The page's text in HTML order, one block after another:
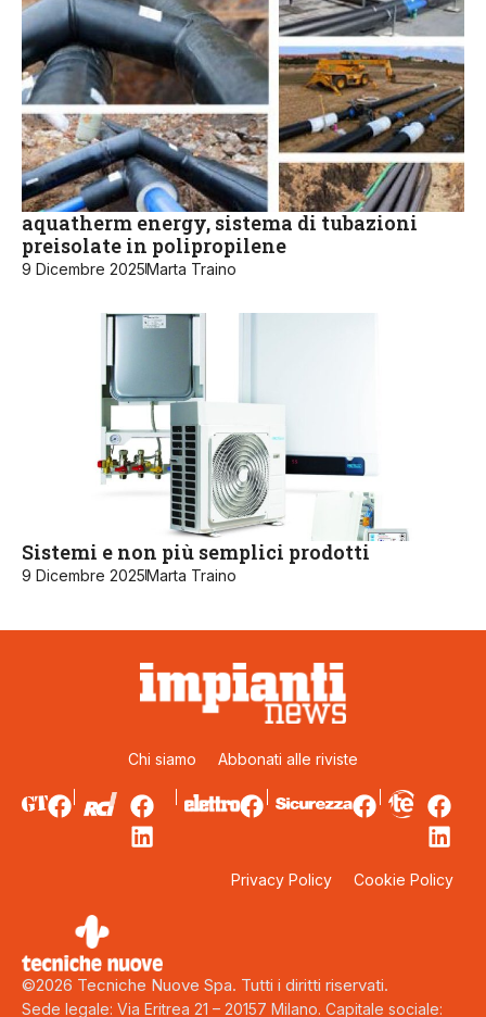
aquatherm energy, sistema di tubazioni
preisolate in polipropilene
9 Dicembre 2025Marta Traino
Sistemi e non più semplici prodotti
9 Dicembre 2025Marta Traino
Chi siamo Abbonati alle riviste
Privacy Policy Cookie Policy
©2026 Tecniche Nuove Spa. Tutti i diritti riservati.
Sede legale: Via Eritrea 21 – 20157 Milano. Capitale sociale: